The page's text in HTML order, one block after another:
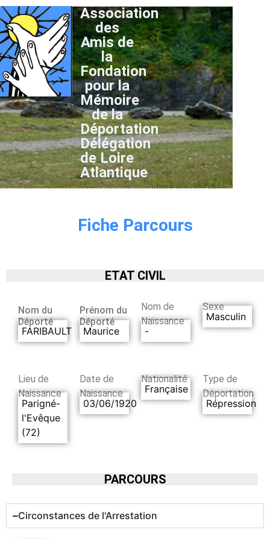
Association
des
Amis de
la
Fondation
pour la
Mémoire
de la
Déportation
Délégation
de Loire
Atlantique
Fiche Parcours
ETAT CIVIL
Nom du
Déporté
FARIBAULT
Prénom du
Déporté
Maurice
Nom de
Naissance
-
Sexe
Masculin
Lieu de
Naissance
Parigné-
l'Evêque
(72)
Date de
Naissance
03/06/1920
Nationalité
Française
Type de
Déportation
Répression
PARCOURS
Circonstances de l'Arrestation